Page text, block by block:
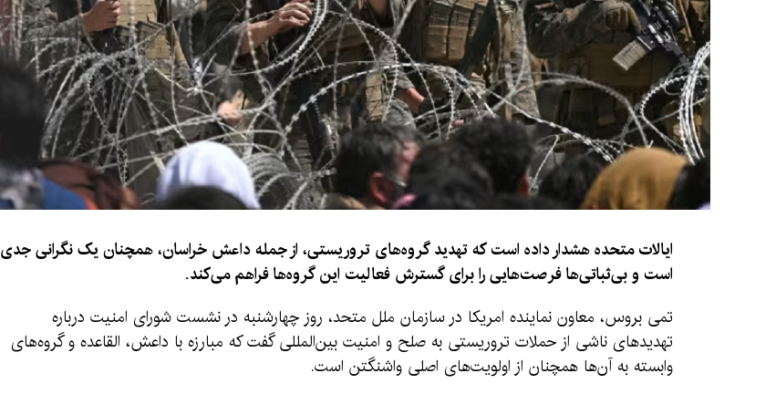
ایالات متحده هشدار داده است که تهدید گروه‌های تروریستی، از جمله داعش خراسان، همچنان یک نگرانی جدی
است و بی‌ثباتی‌ها فرصت‌هایی را برای گسترش فعالیت این گروه‌ها فراهم می‌کند.
تمی بروس، معاون نماینده امریکا در سازمان ملل متحد، روز چهارشنبه در نشست شورای امنیت درباره
تهدیدهای ناشی از حملات تروریستی به صلح و امنیت بین‌المللی گفت که مبارزه با داعش، القاعده و گروه‌های
وابسته به آن‌ها همچنان از اولویت‌های اصلی واشنگتن است.